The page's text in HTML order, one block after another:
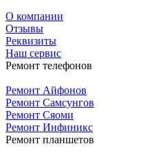
О компании
Отзывы
Реквизиты
Наш сервис
Ремонт телефонов
Ремонт Айфонов
Ремонт Самсунгов
Ремонт Сяоми
Ремонт Инфиникс
Ремонт планшетов